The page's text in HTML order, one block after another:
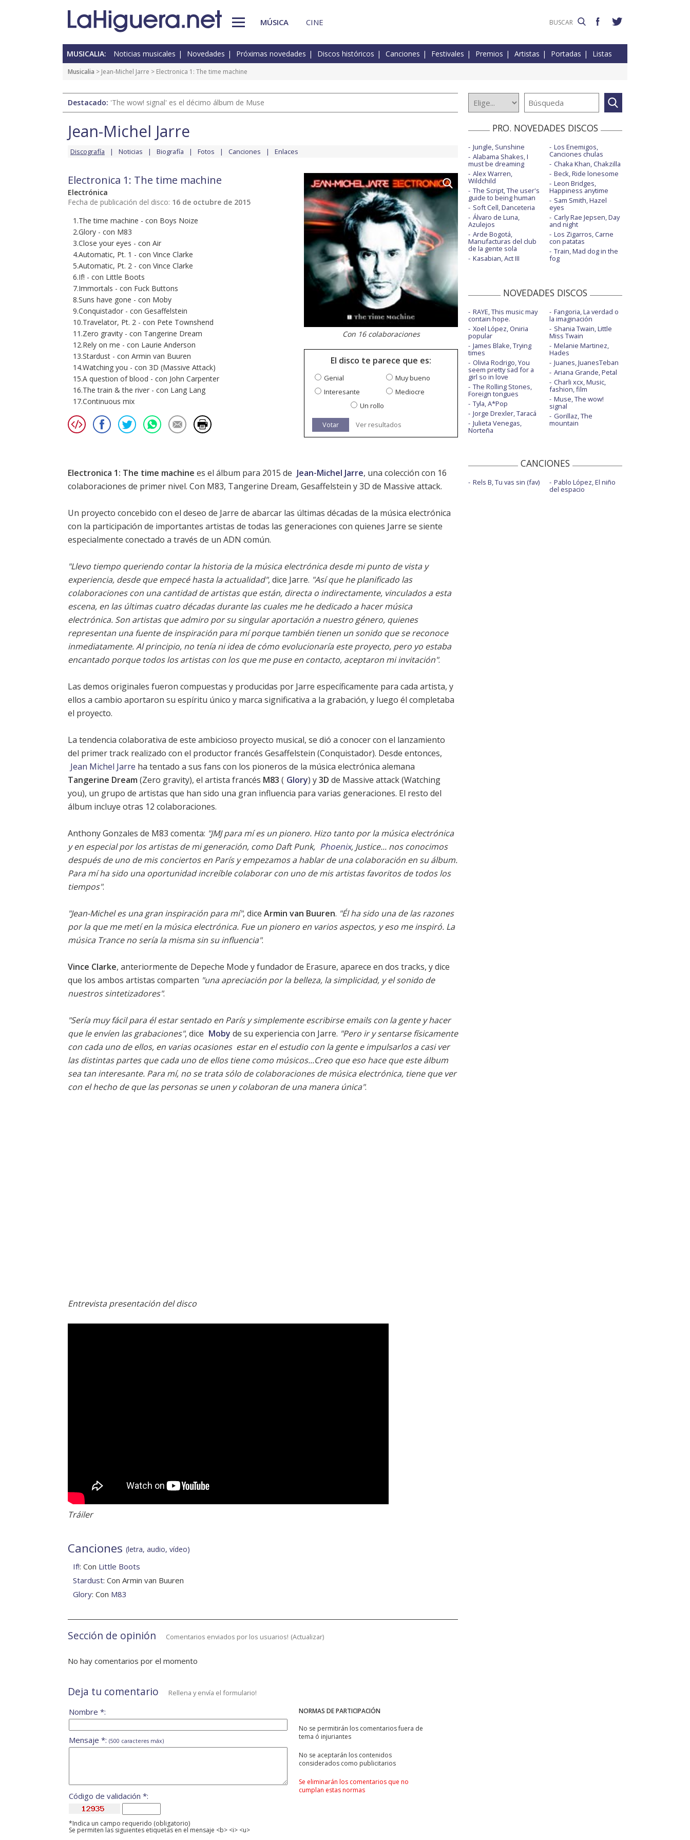
MÚSICA CINE
MUSICALIA: Noticias musicales Novedades Próximas novedades Discos históricos Canciones Festivales Premios Artistas Portadas Listas
Musicalia > Jean-Michel Jarre > Electronica 1: The time machine
Destacado: 'The wow! signal' es el décimo álbum de Muse
Jean-Michel Jarre
Discografía Noticias Biografía Fotos Canciones Enlaces
Electronica 1: The time machine
Electrónica
Fecha de publicación del disco: 16 de octubre de 2015
1.The time machine - con Boys Noize
2.Glory - con M83
3.Close your eyes - con Air
4.Automatic, Pt. 1 - con Vince Clarke
5.Automatic, Pt. 2 - con Vince Clarke
6.If! - con Little Boots
7.Immortals - con Fuck Buttons
8.Suns have gone - con Moby
9.Conquistador - con Gesaffelstein
10.Travelator, Pt. 2 - con Pete Townshend
11.Zero gravity - con Tangerine Dream
12.Rely on me - con Laurie Anderson
13.Stardust - con Armin van Buuren
14.Watching you - con 3D (Massive Attack)
15.A question of blood - con John Carpenter
16.The train & the river - con Lang Lang
17.Continuous mix
Con 16 colaboraciones
El disco te parece que es:
Genial
Muy bueno
Interesante
Mediocre
Un rollo
Votar Ver resultados
Electronica 1: The time machine es el álbum para 2015 de Jean-Michel Jarre, una colección con 16
colaboraciones de primer nivel. Con M83, Tangerine Dream, Gesaffelstein y 3D de Massive attack.
Un proyecto concebido con el deseo de Jarre de abarcar las últimas décadas de la música electrónica
con la participación de importantes artistas de todas las generaciones con quienes Jarre se siente
especialmente conectado a través de un ADN común.
"Llevo tiempo queriendo contar la historia de la música electrónica desde mi punto de vista y
experiencia, desde que empecé hasta la actualidad", dice Jarre. "Así que he planificado las
colaboraciones con una cantidad de artistas que están, directa o indirectamente, vinculados a esta
escena, en las últimas cuatro décadas durante las cuales me he dedicado a hacer música
electrónica. Son artistas que admiro por su singular aportación a nuestro género, quienes
representan una fuente de inspiración para mí porque también tienen un sonido que se reconoce
inmediatamente. Al principio, no tenía ni idea de cómo evolucionaría este proyecto, pero yo estaba
encantado porque todos los artistas con los que me puse en contacto, aceptaron mi invitación".
Las demos originales fueron compuestas y producidas por Jarre específicamente para cada artista, y
ellos a cambio aportaron su espíritu único y marca significativa a la grabación, y luego él completaba
el proyecto.
La tendencia colaborativa de este ambicioso proyecto musical, se dió a conocer con el lanzamiento
del primer track realizado con el productor francés Gesaffelstein (Conquistador). Desde entonces,
Jean Michel Jarre ha tentado a sus fans con los pioneros de la música electrónica alemana
Tangerine Dream (Zero gravity), el artista francés M83 ( Glory) y3D de Massive attack(Watching
you), un grupo de artistas que han sido una gran influencia para varias generaciones. El resto del
álbum incluye otras 12 colaboraciones.
Anthony Gonzales de M83 comenta: "JMJ para mí es un pionero. Hizo tanto por la música electrónica
y en especial por los artistas de mi generación, como Daft Punk, Phoenix, Justice... nos conocimos
después de uno de mis conciertos en París y empezamos a hablar de una colaboración en su álbum.
Para mí ha sido una oportunidad increíble colaborar con uno de mis artistas favoritos de todos los
tiempos".
"Jean-Michel es una gran inspiración para mí", dice Armin van Buuren. "Él ha sido una de las razones
por la que me metí en la música electrónica. Fue un pionero en varios aspectos, y eso me inspiró. La
música Trance no sería la misma sin su influencia".
Vince Clarke, anteriormente de Depeche Mode y fundador de Erasure, aparece en dos tracks, y dice
que los ambos artistas comparten "una apreciación por la belleza, la simplicidad, y el sonido de
nuestros sintetizadores".
"Sería muy fácil para él estar sentado en París y simplemente escribirse emails con la gente y hacer
que le envíen las grabaciones", dice Moby de su experiencia con Jarre. "Pero ir y sentarse físicamente
con cada uno de ellos, en varias ocasiones  estar en el estudio con la gente e impulsarlos a casi ver
las distintas partes que cada uno de ellos tiene como músicos...Creo que eso hace que este álbum
sea tan interesante. Para mí, no se trata sólo de colaboraciones de música electrónica, tiene que ver
con el hecho de que las personas se unen y colaboran de una manera única".
Entrevista presentación del disco
Tráiler
Canciones (letra, audio, vídeo)
If!: Con Little Boots
Stardust: Con Armin van Buuren
Glory: Con M83
Sección de opinión Comentarios enviados por los usuarios! (Actualizar)
No hay comentarios por el momento
Deja tu comentario Rellena y envía el formulario!
NORMAS DE PARTICIPACIÓN
No se permitirán los comentarios fuera de
tema ó injuriantes
No se aceptarán los contenidos
considerados como publicitarios
Se eliminarán los comentarios que no
cumplan estas normas
Nombre *:
Mensaje *: (500 caracteres máx)
Código de validación *:
*Indica un campo requerido (obligatorio)
Se permiten las siguientes etiquetas en el mensaje <b> <i> <u>
PRO. NOVEDADES DISCOS
Jungle, Sunshine
Alabama Shakes, I
must be dreaming
Alex Warren,
Wildchild
The Script, The user's
guide to being human
Soft Cell, Danceteria
Álvaro de Luna,
Azulejos
Arde Bogotá,
Manufacturas del club
de la gente sola
Kasabian, Act III
Los Enemigos,
Canciones chulas
Chaka Khan, Chakzilla
Beck, Ride lonesome
Leon Bridges,
Happiness anytime
Sam Smith, Hazel
eyes
Carly Rae Jepsen, Day
and night
Los Zigarros, Carne
con patatas
Train, Mad dog in the
fog
NOVEDADES DISCOS
RAYE, This music may
contain hope.
Xoel López, Oniria
popular
James Blake, Trying
times
Olivia Rodrigo, You
seem pretty sad for a
girl so in love
The Rolling Stones,
Foreign tongues
Tyla, A*Pop
Jorge Drexler, Taracá
Julieta Venegas,
Norteña
Fangoria, La verdad o
la imaginación
Shania Twain, Little
Miss Twain
Melanie Martinez,
Hades
Juanes, JuanesTeban
Ariana Grande, Petal
Charli xcx, Music,
fashion, film
Muse, The wow!
signal
Gorillaz, The
mountain
CANCIONES
Rels B, Tu vas sin (fav) Pablo López, El niño
del espacio